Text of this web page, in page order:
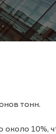
тонн.
около 10%,